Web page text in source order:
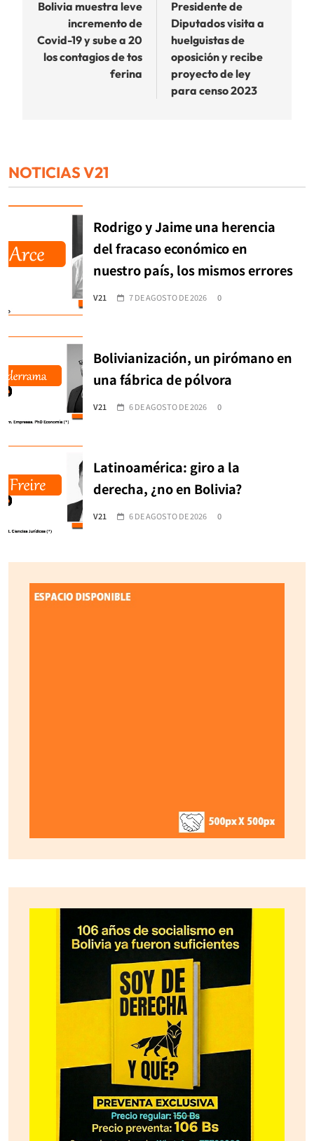
de
entradas
Bolivia muestra leve
incremento de
Covid-19 y sube a 20
los contagios de tos
ferina
Presidente de
Diputados visita a
huelguistas de
oposición y recibe
proyecto de ley
para censo 2023
NOTICIAS V21
Rodrigo y Jaime una herencia
del fracaso económico en
nuestro país, los mismos errores
V21 7 DE AGOSTO DE 2026 0
Bolivianización, un pirómano en
una fábrica de pólvora
V21 6 DE AGOSTO DE 2026 0
Latinoamérica: giro a la
derecha, ¿no en Bolivia?
V21 6 DE AGOSTO DE 2026 0